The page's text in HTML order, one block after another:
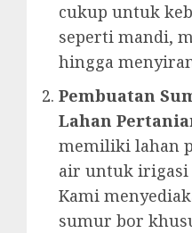
cukup untuk
seperti mandi,
hingga
Pembuatan
Lahan
memiliki lahan
air untuk irigasi
Kami
sumur bor